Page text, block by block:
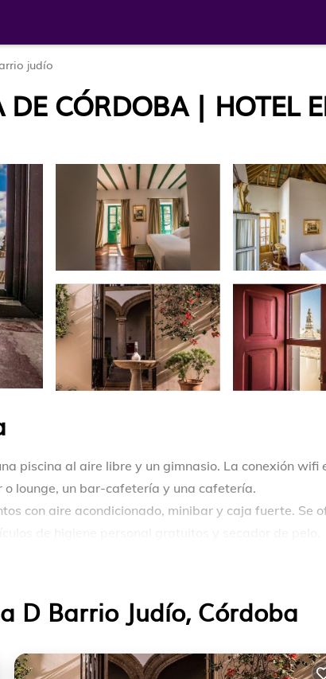
judío
DE CÓRDOBA | HOTEL
piscina al aire libre y un gimnasio. La conexión wifi
lounge, un bar-cafetería y una cafetería.
con aire acondicionado, minibar y caja fuerte. Se
wifi gratis. Los servicios para las personas de
una piscina al aire libre y gimnasio.
D Barrio Judío, Córdoba